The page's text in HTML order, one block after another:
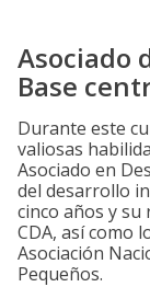
Asociado
Base
Durante este
valiosas
Asociado en
del desarrollo
cinco años y su
CDA, así como
Asociación
Pequeños.